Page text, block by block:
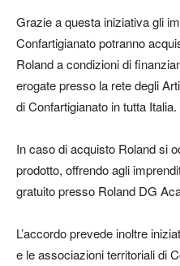
Grazie a questa iniziativa gli
Confartigianato potranno
Roland a condizioni di
erogate presso la rete degli
di Confartigianato in tutta Italia.
In caso di acquisto Roland si
prodotto, offrendo agli
gratuito presso Roland DG
L’accordo prevede inoltre
e le associazioni territoriali di